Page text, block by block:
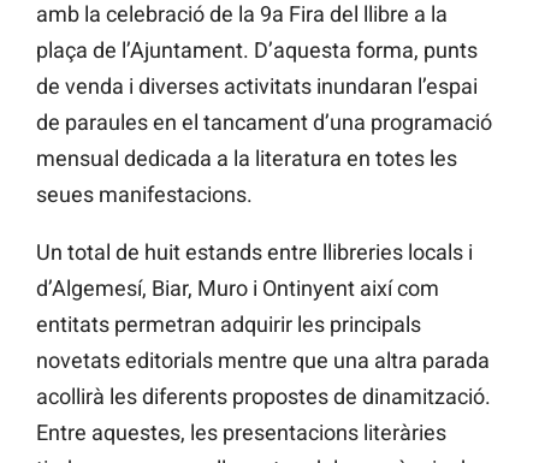
amb la celebració de la 9a Fira del llibre a la
plaça de l’Ajuntament. D’aquesta forma, punts
de venda i diverses activitats inundaran l’espai
de paraules en el tancament d’una programació
mensual dedicada a la literatura en totes les
seues manifestacions.
Un total de huit estands entre llibreries locals i
d’Algemesí, Biar, Muro i Ontinyent així com
entitats permetran adquirir les principals
novetats editorials mentre que una altra parada
acollirà les diferents propostes de dinamització.
Entre aquestes, les presentacions literàries